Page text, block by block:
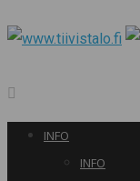
INFO
INFO